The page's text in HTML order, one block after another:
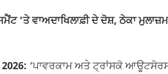
m n
k
‘ਤੇ ਵਾਅਦਾਖਿਲਾਫ਼ੀ ਦੇ ਦੋਸ਼, ਠੇਕਾ
‘ਪਾਵਰਕਾਮ ਅਤੇ ਟ੍ਰਾਂਸਕੋ